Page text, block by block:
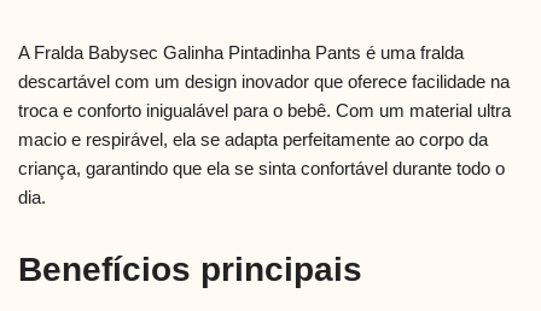
A Fralda Babysec Galinha Pintadinha Pants é uma fralda
descartável com um design inovador que oferece facilidade na
troca e conforto inigualável para o bebê. Com um material ultra
macio e respirável, ela se adapta perfeitamente ao corpo da
criança, garantindo que ela se sinta confortável durante todo o
dia.
Benefícios principais